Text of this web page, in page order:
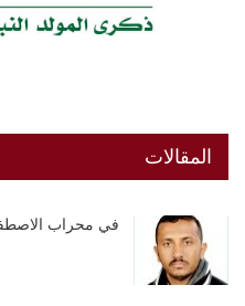
المقالات
في محراب